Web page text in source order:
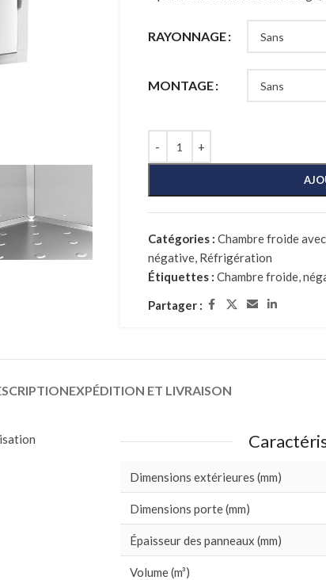
RAYONNAGE
MONTAGE
Catégories : Chambre froide
négative, Réfrigération
Étiquettes : Chambre froide,
Partager :
EXPÉDITION ET LIVRAISON
Dimensions extérieures (mm)
Dimensions porte (mm)
Épaisseur des panneaux (mm)
Volume (m³)